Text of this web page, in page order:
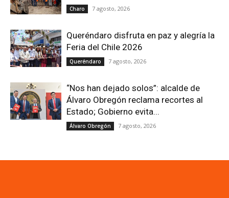
Charo 7 agosto, 2026
Queréndaro disfruta en paz y alegría la
Feria del Chile 2026
Queréndaro 7 agosto, 2026
“Nos han dejado solos”: alcalde de
Álvaro Obregón reclama recortes al
Estado; Gobierno evita...
Álvaro Obregón 7 agosto, 2026